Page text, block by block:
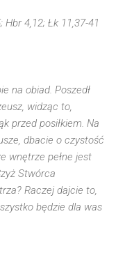
Hbr 4,12; Łk 11,37-41
na obiad. Poszedł
widząc to,
przed posiłkiem. Na
dbacie o czystość
wnętrze pełne jest
Stwórca
Raczej dajcie to,
będzie dla was